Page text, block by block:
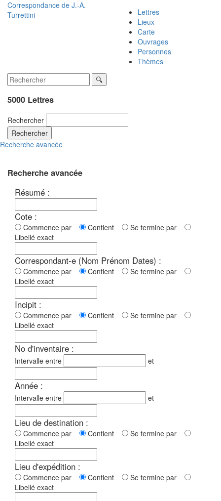
Correspondance de J.-A.
Turrettini
Lettres
Lieux
Carte
Ouvrages
Personnes
Thèmes
5000 Lettres
Rechercher
Rechercher
Recherche avancée
Recherche avancée
Résumé :
Cote :
Commence par Contient
Se termine par
Libellé exact
Correspondant-e (Nom Prénom Dates) :
Commence par Contient
Se termine par
Libellé exact
Incipit :
Commence par Contient
Se termine par
Libellé exact
No d'inventaire :
Intervalle entre et
Année :
Intervalle entre et
Lieu de destination :
Commence par Contient
Se termine par
Libellé exact
Lieu d'expédition :
Commence par Contient
Se termine par
Libellé exact